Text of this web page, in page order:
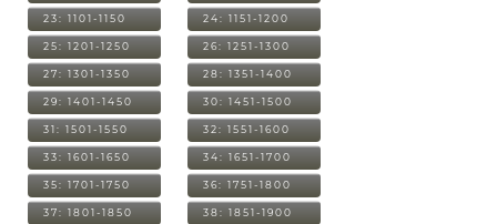
23: 1101-1150 24: 1151-1200
25: 1201-1250 26: 1251-1300
27: 1301-1350 28: 1351-1400
29: 1401-1450 30: 1451-1500
31: 1501-1550 32: 1551-1600
33: 1601-1650 34: 1651-1700
35: 1701-1750 36: 1751-1800
37: 1801-1850 38: 1851-1900